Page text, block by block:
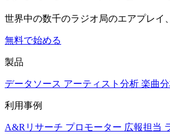
世界中の数千のラジオ局のエアプレイ
無料で始める
製品
データソース アーティスト分析 楽曲
利用事例
A&Rリサーチ プロモーター 広報担当